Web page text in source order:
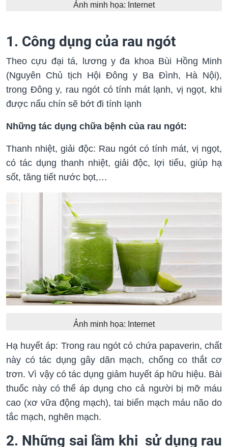
Ảnh minh họa: Internet
1. Công dụng của rau ngót
Theo cựu đại tá, lương y đa khoa Bùi Hồng Minh
(Nguyên Chủ tịch Hội Đông y Ba Đình, Hà Nội),
trong Đông y, rau ngót có tính mát lạnh, vị ngọt, khi
được nấu chín sẽ bớt đi tính lạnh
Những tác dụng chữa bệnh của rau ngót:
Thanh nhiệt, giải độc: Rau ngót có tính mát, vị ngọt,
có tác dụng thanh nhiệt, giải độc, lợi tiểu, giúp hạ
sốt, tăng tiết nước bọt,…
Ảnh minh họa: Internet
Hạ huyết áp: Trong rau ngót có chứa papaverin, chất
này có tác dụng gây dãn mạch, chống co thắt cơ
trơn. Vì vậy có tác dụng giảm huyết áp hữu hiệu. Bài
thuốc này có thể áp dụng cho cả người bị mỡ máu
cao (xơ vữa động mạch), tai biến mạch máu não do
tắc mạch, nghẽn mạch.
2. Những sai lầm khi sử dụng rau